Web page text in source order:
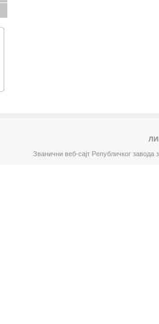
Званични веб-сајт Републичког